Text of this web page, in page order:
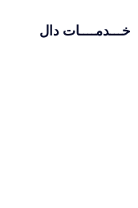
خـــدمــــات دال